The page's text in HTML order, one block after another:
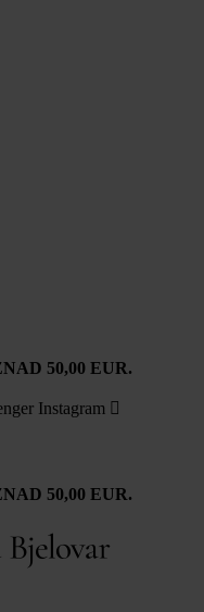
50,00 EUR.
Instagram
50,00 EUR.